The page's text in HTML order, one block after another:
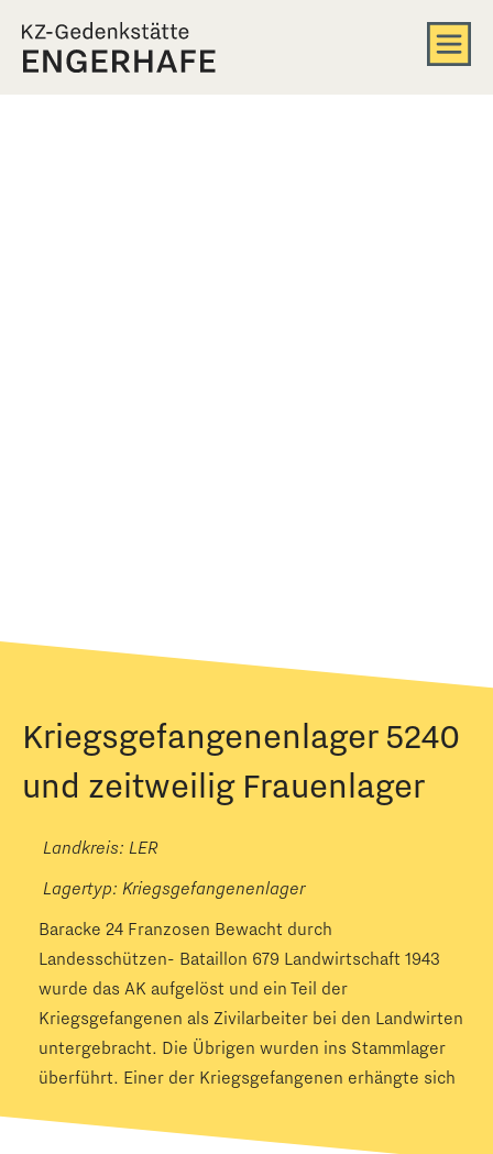
Kriegsgefangenenlager 5240
und zeitweilig Frauenlager
Landkreis: LER
Lagertyp: Kriegsgefangenenlager
Baracke 24 Franzosen Bewacht durch
Landesschützen- Bataillon 679 Landwirtschaft 1943
wurde das AK aufgelöst und ein Teil der
Kriegsgefangenen als Zivilarbeiter bei den Landwirten
untergebracht. Die Übrigen wurden ins Stammlager
überführt. Einer der Kriegsgefangenen erhängte sich